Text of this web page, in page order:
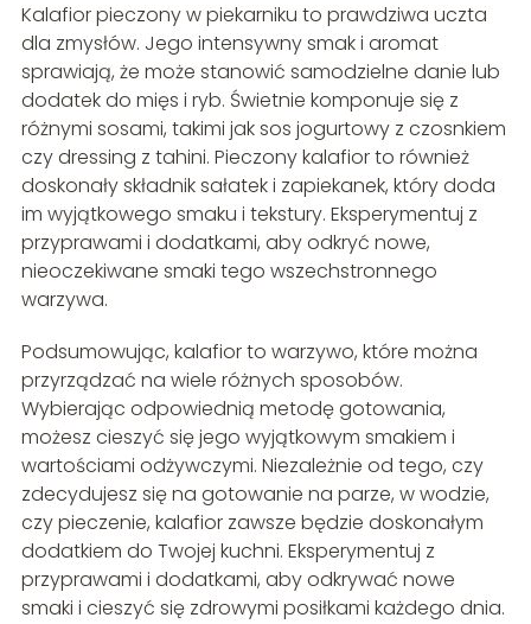
Kalafior pieczony w piekarniku to prawdziwa uczta
dla zmysłów. Jego intensywny smak i aromat
sprawiają, że może stanowić samodzielne danie lub
dodatek do mięs i ryb. Świetnie komponuje się z
różnymi sosami, takimi jak sos jogurtowy z czosnkiem
czy dressing z tahini. Pieczony kalafior to również
doskonały składnik sałatek i zapiekanek, który doda
im wyjątkowego smaku i tekstury. Eksperymentuj z
przyprawami i dodatkami, aby odkryć nowe,
nieoczekiwane smaki tego wszechstronnego
warzywa.
Podsumowując, kalafior to warzywo, które można
przyrządzać na wiele różnych sposobów.
Wybierając odpowiednią metodę gotowania,
możesz cieszyć się jego wyjątkowym smakiem i
wartościami odżywczymi. Niezależnie od tego, czy
zdecydujesz się na gotowanie na parze, w wodzie,
czy pieczenie, kalafior zawsze będzie doskonałym
dodatkiem do Twojej kuchni. Eksperymentuj z
przyprawami i dodatkami, aby odkrywać nowe
smaki i cieszyć się zdrowymi posiłkami każdego dnia.